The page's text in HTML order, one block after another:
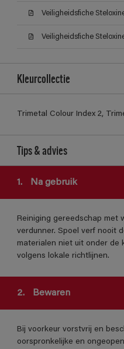
Veiligheidsfiche
Veiligheidsfiche
Kleurcollectie
Trimetal Colour Index 2,
Tips & advies
1. Na gebruik
Reiniging gereedschap met
verdunner. Spoel verf nooit
materialen niet uit onder de
volgens lokale richtlijnen.
2. Bewaren
Bij voorkeur vorstvrij en
oorspronkelijke en